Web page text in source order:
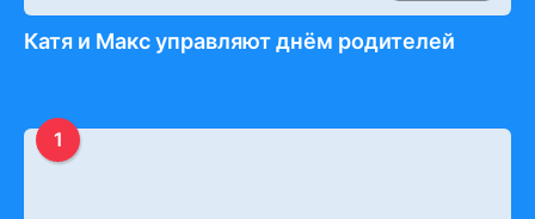
Катя и Макс управляют днём родителей
1